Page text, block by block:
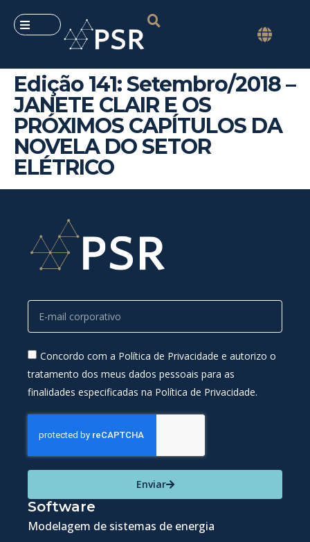
Edição 141: Setembro/2018 –
JANETE CLAIR E OS
PRÓXIMOS CAPÍTULOS DA
NOVELA DO SETOR
ELÉTRICO
Concordo com a Política de Privacidade e autorizo o
tratamento dos meus dados pessoais para as
finalidades especificadas na Política de Privacidade.
Enviar
Software
Modelagem de sistemas de energia